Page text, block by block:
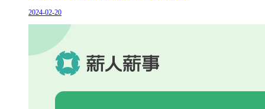
2024-02-20